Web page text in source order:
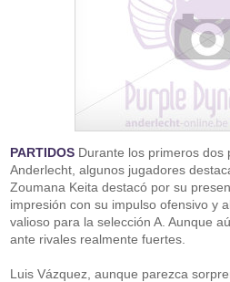
PARTIDOS Durante los primeros dos
Anderlecht, algunos jugadores
Zoumana Keita destacó por su
impresión con su impulso ofensivo y
valioso para la selección A. Aunque
ante rivales realmente fuertes.
Luis Vázquez, aunque parezca